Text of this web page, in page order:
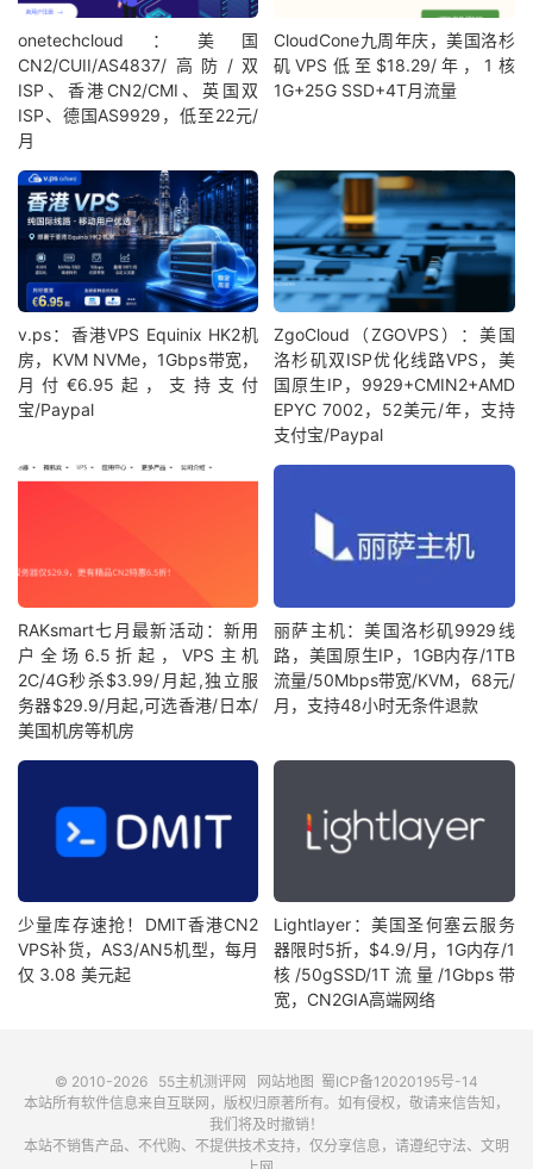
onetechcloud：美国
CN2/CUII/AS4837/高防/双
ISP、香港CN2/CMI、英国双
ISP、德国AS9929，低至22元/
月
CloudCone九周年庆，美国洛杉
矶VPS低至$18.29/年，1核
1G+25G SSD+4T月流量
v.ps：香港VPS Equinix HK2机
房，KVM NVMe，1Gbps带宽，
月付€6.95起，支持支付
宝/Paypal
ZgoCloud（ZGOVPS）：美国
洛杉矶双ISP优化线路VPS，美
国原生IP，9929+CMIN2+AMD
EPYC 7002，52美元/年，支持
支付宝/Paypal
RAKsmart七月最新活动：新用
户全场6.5折起，VPS主机
2C/4G秒杀$3.99/月起,独立服
务器$29.9/月起,可选香港/日本/
美国机房等机房
丽萨主机：美国洛杉矶9929线
路，美国原生IP，1GB内存/1TB
流量/50Mbps带宽/KVM，68元/
月，支持48小时无条件退款
少量库存速抢！DMIT香港CN2
VPS补货，AS3/AN5机型，每月
仅 3.08 美元起
Lightlayer：美国圣何塞云服务
器限时5折，$4.9/月，1G内存/1
核/50gSSD/1T流量/1Gbps带
宽，CN2GIA高端网络
© 2010-2026 55主机测评网 网站地图 蜀ICP备12020195号-14
本站所有软件信息来自互联网，版权归原著所有。如有侵权，敬请来信告知，
我们将及时撤销！
本站不销售产品、不代购、不提供技术支持，仅分享信息，请遵纪守法、文明